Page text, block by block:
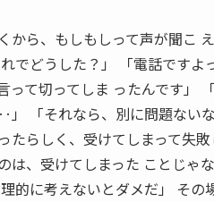
から、もしもしって声が聞こ
でどうした？」 「電話です
って切ってしま ったんです」
「それなら、別に問題ない
たらしく、受けてしまって失
は、受けてしまった ことじゃ
的に考えないとダメだ」 そ